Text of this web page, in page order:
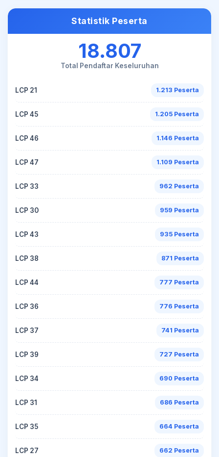
Statistik Peserta
18.807
Total Pendaftar Keseluruhan
LCP 21 1.213 Peserta
LCP 45 1.205 Peserta
LCP 46 1.146 Peserta
LCP 47 1.109 Peserta
LCP 33 962 Peserta
LCP 30 959 Peserta
LCP 43 935 Peserta
LCP 38 871 Peserta
LCP 44 777 Peserta
LCP 36 776 Peserta
LCP 37 741 Peserta
LCP 39 727 Peserta
LCP 34 690 Peserta
LCP 31 686 Peserta
LCP 35 664 Peserta
LCP 27 662 Peserta